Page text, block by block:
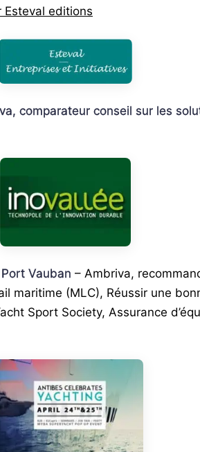
Esteval editions
comparateur conseil sur les
Vauban – Ambriva,
maritime (MLC), Réussir une
Sport Society, Assurance